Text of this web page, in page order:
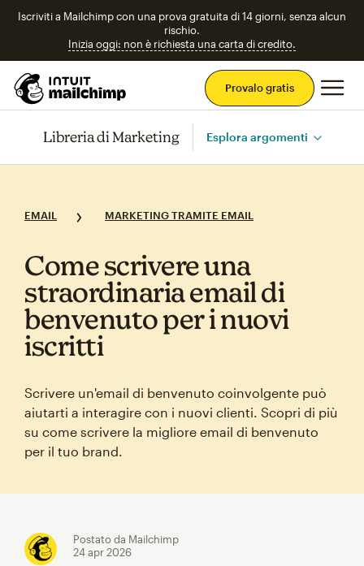
Iscriviti a Mailchimp con una prova gratuita di 14 giorni, senza alcun
rischio.
Inizia oggi: non è richiesta una carta di credito.
Provalo gratis
Libreria di Marketing Esplora argomenti
EMAIL MARKETING TRAMITE EMAIL
Come scrivere una
straordinaria email di
benvenuto per i nuovi
iscritti
Scrivere un'email di benvenuto coinvolgente può
aiutarti a interagire con i nuovi clienti. Scopri di più
su come scrivere la migliore email di benvenuto
per il tuo brand.
Postato da Mailchimp
24 apr 2026